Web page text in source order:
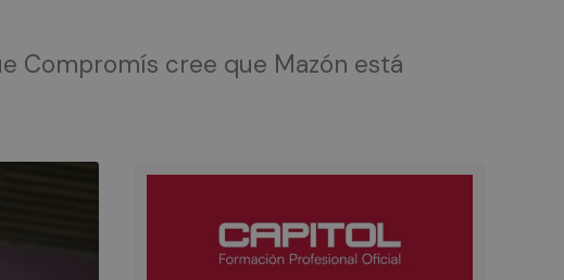
Compromís cree que Mazón está